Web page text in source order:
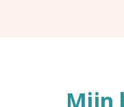
Mijn